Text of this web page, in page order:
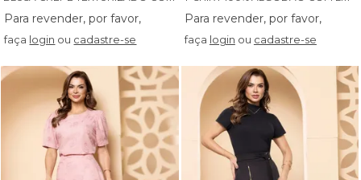
faça login ou cadastre-se faça login ou cadastre-se